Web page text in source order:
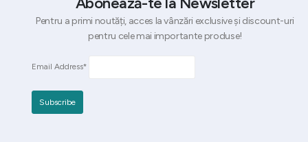
Pentru a primi noutăți, acces la vânzări exclusive și discount-uri
pentru cele mai importante produse!
Email Address*